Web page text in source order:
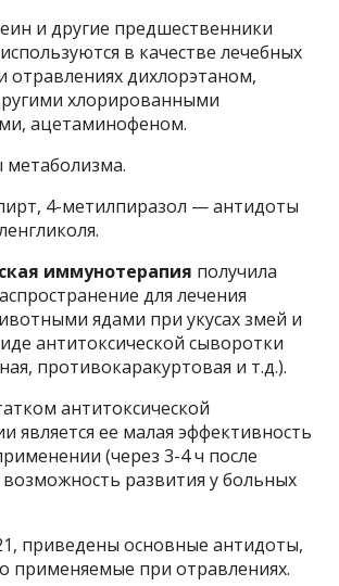
и другие предшественники
в качестве лечебных
отравлениях дихлорэтаном,
хлорированными
ацетаминофеном.
4-метилпиразол — антидоты
иммунотерапия получила
для лечения
ядами при укусах змей и
антитоксической сыворотки
противокаракуртовая и т.д.).
антитоксической
является ее малая эффективность
(через 3-4 ч после
развития у больных
приведены основные антидоты,
применяемые при отравлениях.